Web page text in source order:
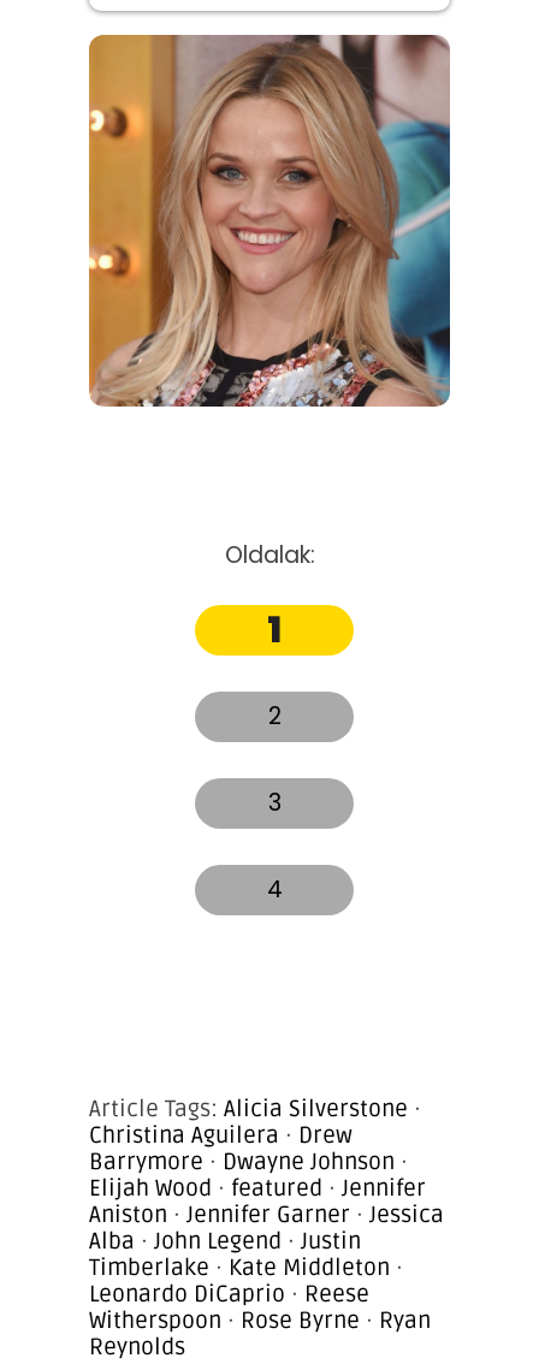
Oldalak:
1
2
3
4
Article Tags: Alicia Silverstone ·
Christina Aguilera · Drew
Barrymore · Dwayne Johnson ·
Elijah Wood · featured · Jennifer
Aniston · Jennifer Garner · Jessica
Alba · John Legend · Justin
Timberlake · Kate Middleton ·
Leonardo DiCaprio · Reese
Witherspoon · Rose Byrne · Ryan
Reynolds